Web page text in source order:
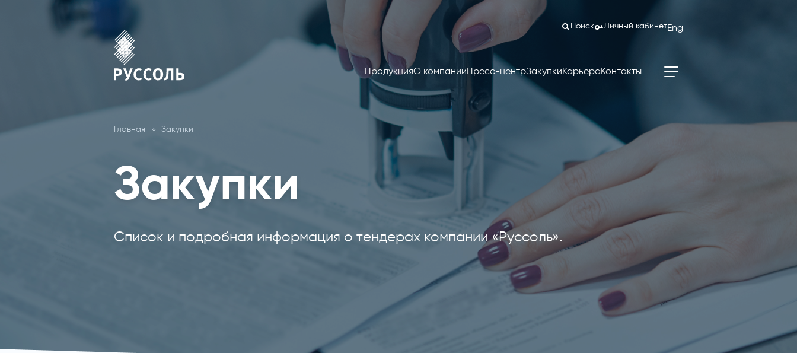
Поиск Личный кабинетEng
ПродукцияО компании Пресс-центрЗакупкиКарьераКонтакты
Главная Закупки
Закупки
Список и подробная информация о тендерах компании «Руссоль».